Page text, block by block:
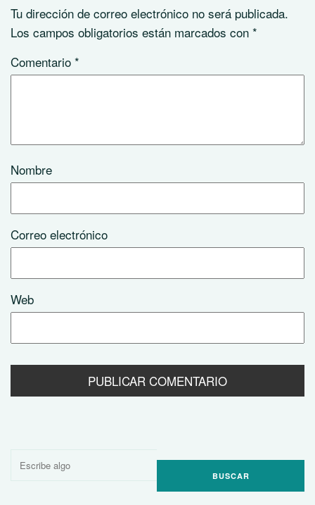
Tu dirección de correo electrónico no será publicada.
Los campos obligatorios están marcados con *
Comentario *
Nombre
Correo electrónico
Web
Buscar